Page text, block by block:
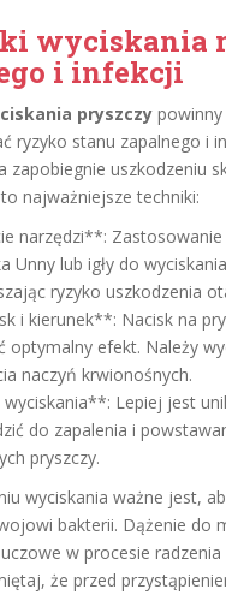
wyciskania
i infekcji
pryszczy
ryzyko stanu zapalnego i
zapobiegnie uszkodzeniu
najważniejsze techniki:
narzędzi**: Zastosowanie
Unny lub igły do
ryzyko uszkodzenia
i kierunek**: Nacisk na
optymalny efekt. Należy
naczyń krwionośnych.
Lepiej jest
do zapalenia i
pryszczy.
wyciskania ważne jest,
bakterii. Dążenie do
w procesie
że przed